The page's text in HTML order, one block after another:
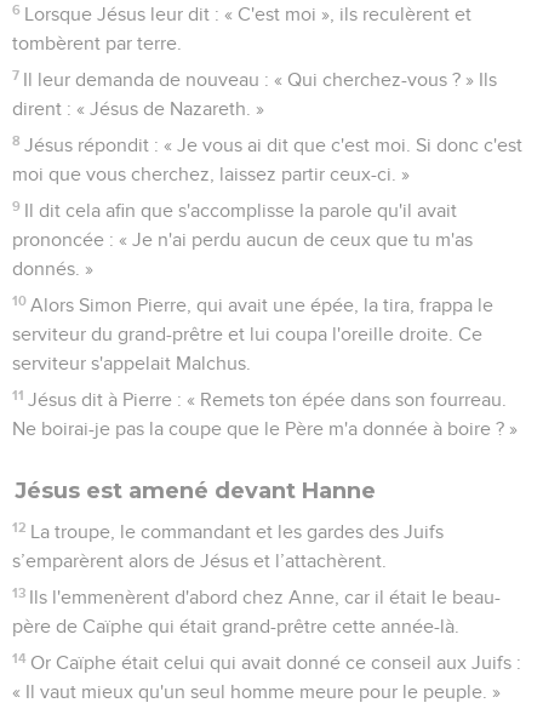
6 Lorsque Jésus leur dit : « C'est moi », ils reculèrent et
tombèrent par terre.
7 Il leur demanda de nouveau : « Qui cherchez-vous ? » Ils
dirent : « Jésus de Nazareth. »
8 Jésus répondit : « Je vous ai dit que c'est moi. Si donc c'est
moi que vous cherchez, laissez partir ceux-ci. »
9 Il dit cela afin que s'accomplisse la parole qu'il avait
prononcée : « Je n'ai perdu aucun de ceux que tu m'as
donnés. »
10 Alors Simon Pierre, qui avait une épée, la tira, frappa le
serviteur du grand-prêtre et lui coupa l'oreille droite. Ce
serviteur s'appelait Malchus.
11 Jésus dit à Pierre : « Remets ton épée dans son fourreau.
Ne boirai-je pas la coupe que le Père m'a donnée à boire ? »
Jésus est amené devant Hanne
12 La troupe, le commandant et les gardes des Juifs
s’emparèrent alors de Jésus et l’attachèrent.
13 Ils l'emmenèrent d'abord chez Anne, car il était le beau-
père de Caïphe qui était grand-prêtre cette année-là.
14 Or Caïphe était celui qui avait donné ce conseil aux Juifs :
« Il vaut mieux qu'un seul homme meure pour le peuple. »